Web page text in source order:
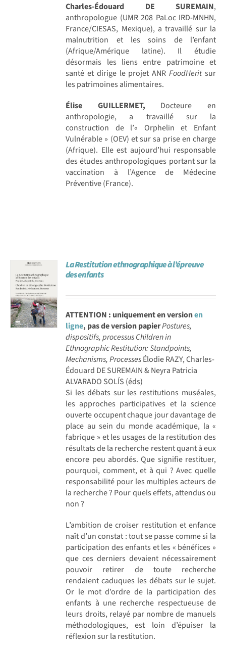
Charles-Édouard DE SUREMAIN,
anthropologue (UMR 208 PaLoc IRD-MNHN,
France/CIESAS, Mexique), a travaillé sur la
malnutrition et les soins de l’enfant
(Afrique/Amérique latine). Il étudie
désormais les liens entre patrimoine et
santé et dirige le projet ANRFoodHeritsur
les patrimoines alimentaires.
Élise GUILLERMET, Docteure en
anthropologie, a travaillé sur la
construction de l’« Orphelin et Enfant
Vulnérable » (OEV) et sur sa prise en charge
(Afrique). Elle est aujourd’hui responsable
des études anthropologiques portant sur la
vaccination à l’Agence de Médecine
Préventive (France).
La Restitution ethnographique à l’épreuve
des enfants
ATTENTION : uniquement en versionen
ligne, pas de version papierPostures,
dispositifs, processusChildren in
Ethnographic Restitution: Standpoints,
Mechanisms, ProcessesÉlodie RAZY, Charles-
Édouard DE SUREMAIN & Neyra Patricia
ALVARADO SOLÍS (éds)
Si les débats sur les restitutions muséales,
les approches participatives et la science
ouverte occupent chaque jour davantage de
place au sein du monde académique, la «
fabrique » et les usages de la restitution des
résultats de la recherche restent quant à eux
encore peu abordés. Que signifie restituer,
pourquoi, comment, et à qui ? Avec quelle
responsabilité pour les multiples acteurs de
la recherche ? Pour quels effets, attendus ou
non ?
L’ambition de croiser restitution et enfance
naît d’un constat : tout se passe comme si la
participation des enfants et les « bénéfices »
que ces derniers devaient nécessairement
pouvoir retirer de toute recherche
rendaient caduques les débats sur le sujet.
Or le mot d’ordre de la participation des
enfants à une recherche respectueuse de
leurs droits, relayé par nombre de manuels
méthodologiques, est loin d’épuiser la
réflexion sur la restitution.